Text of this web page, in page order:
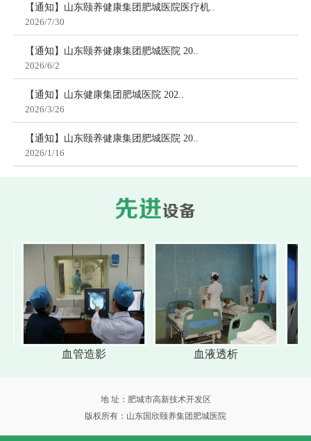
【通知】山东颐养健康集团肥城医院医疗机..
2026/7/30
【通知】山东颐养健康集团肥城医院 20..
2026/6/2
【通知】山东健康集团肥城医院 202..
2026/3/26
【通知】山东颐养健康集团肥城医院 20..
2026/1/16
血管造影 血液透析
地 址：肥城市高新技术开发区
版权所有：山东国欣颐养集团肥城医院